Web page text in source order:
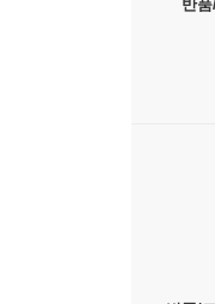
--- 「박
반